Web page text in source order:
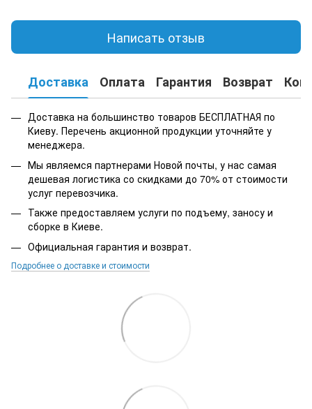
Написать отзыв
Доставка Оплата Гарантия Возврат
Доставка на большинство товаров БЕСПЛАТНАЯ по
Киеву. Перечень акционной продукции уточняйте у
менеджера.
Мы являемся партнерами Новой почты, у нас самая
дешевая логистика со скидками до 70% от стоимости
услуг перевозчика.
Также предоставляем услуги по подъему, заносу и
сборке в Киеве.
Официальная гарантия и возврат.
Подробнее о доставке и стоимости